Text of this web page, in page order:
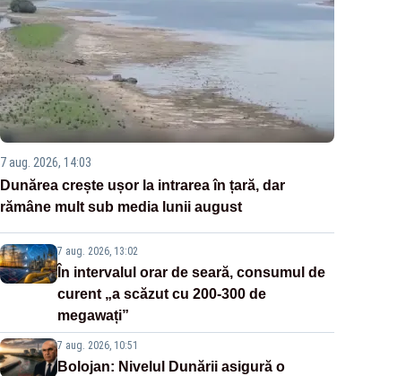
7 aug. 2026, 14:03
Dunărea crește ușor la intrarea în țară, dar
rămâne mult sub media lunii august
7 aug. 2026, 13:02
În intervalul orar de seară, consumul de
curent „a scăzut cu 200-300 de
megawați”
7 aug. 2026, 10:51
Bolojan: Nivelul Dunării asigură o